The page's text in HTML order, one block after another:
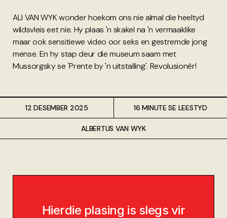
ALI VAN WYK wonder hoekom ons nie almal die heeltyd
wildsvleis eet nie. Hy plaas 'n skakel na 'n vermaaklike
maar ook sensitiewe video oor seks en gestremde jong
mense. En hy stap deur die museum saam met
Mussorgsky se 'Prente by 'n uitstalling'. Revolusionêr!
12 DESEMBER 2025
ALBERTUS VAN WYK
16 MINUTE SE LEESTYD
Hierdie plasing is slegs vir